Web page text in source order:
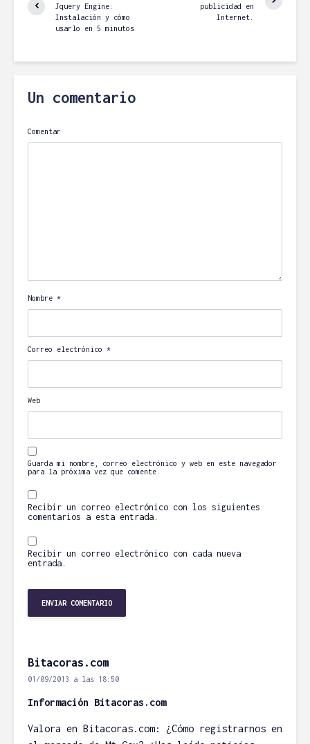
Jquery Engine:
Instalación y cómo
usarlo en 5 minutos
publicidad en
Internet.
Un comentario
Comentar
Nombre *
Correo electrónico *
Web
Guarda mi nombre, correo electrónico y web en este navegador
para la próxima vez que comente.
Recibir un correo electrónico con los siguientes
comentarios a esta entrada.
Recibir un correo electrónico con cada nueva
entrada.
Bitacoras.com
01/09/2013 a las 18:50
Información Bitacoras.com
Valora en Bitacoras.com: ¿Cómo registrarnos en